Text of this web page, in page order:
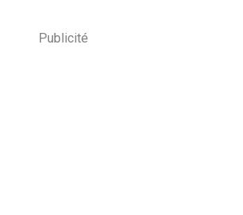
Publicité